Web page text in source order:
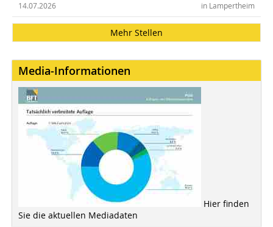
in Lampertheim
14.07.2026
Mehr Stellen
Media-Informationen
Hier finden
Sie die aktuellen Mediadaten